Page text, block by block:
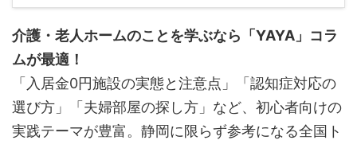
介護・老人ホームのことを学ぶなら「YAYA」コラ
ムが最適！
「入居金0円施設の実態と注意点」「認知症対応の
選び方」「夫婦部屋の探し方」など、初心者向けの
実践テーマが豊富。静岡に限らず参考になる全国ト